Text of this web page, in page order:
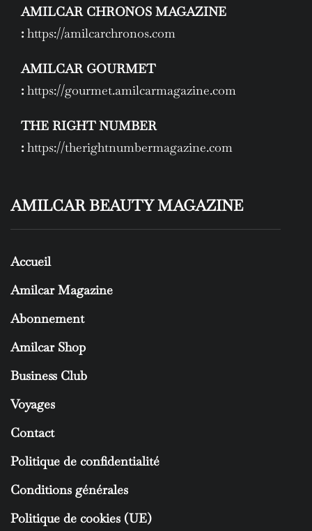
AMILCAR CHRONOS MAGAZINE
: https://amilcarchronos.com
AMILCAR GOURMET
: https://gourmet.amilcarmagazine.com
THE RIGHT NUMBER
: https://therightnumbermagazine.com
AMILCAR BEAUTY MAGAZINE
Accueil
Amilcar Magazine
Abonnement
Amilcar Shop
Business Club
Voyages
Contact
Politique de confidentialité
Conditions générales
Politique de cookies (UE)